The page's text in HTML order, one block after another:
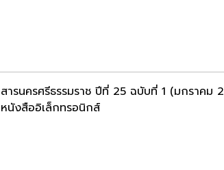
สารนครศรีธรรมราช ปีที่ 25 ฉบับที่ 1 (มกราคม
หนังสืออิเล็กทรอนิกส์